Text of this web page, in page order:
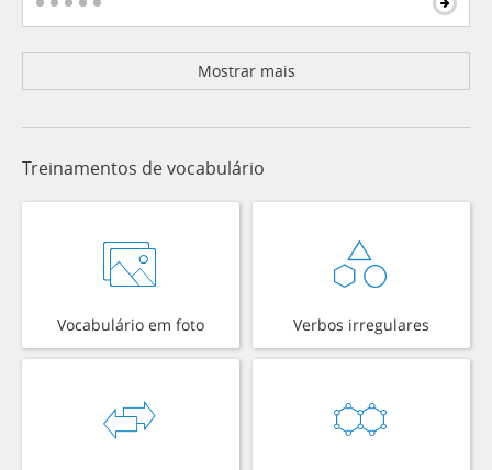
Mostrar mais
Treinamentos de vocabulário
Vocabulário em foto Verbos irregulares